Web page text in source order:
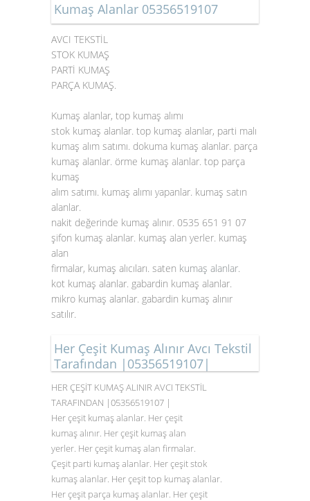
Kumaş Alanlar 05356519107
AVCI TEKSTİL
STOK KUMAŞ
PARTİ KUMAŞ
PARÇA KUMAŞ.
Kumaş alanlar, top kumaş alımı
stok kumaş alanlar. top kumaş alanlar, parti malı
kumaş alım satımı. dokuma kumaş alanlar. parça
kumaş alanlar. örme kumaş alanlar. top parça
kumaş
alım satımı. kumaş alımı yapanlar. kumaş satın
alanlar.
nakit değerinde kumaş alınır. 0535 651 91 07
şifon kumaş alanlar. kumaş alan yerler. kumaş
alan
firmalar, kumaş alıcıları. saten kumaş alanlar.
kot kumaş alanlar. gabardin kumaş alanlar.
mikro kumaş alanlar. gabardin kumaş alınır
satılır.
Her Çeşit Kumaş Alınır Avcı Tekstil
Tarafından |05356519107|
HER ÇEŞİT KUMAŞ ALINIR AVCI TEKSTİL
TARAFINDAN |05356519107 |
Her çeşit kumaş alanlar. Her çeşit
kumaş alınır. Her çeşit kumaş alan
yerler. Her çeşit kumaş alan firmalar.
Çeşit parti kumaş alanlar. Her çeşit stok
kumaş alanlar. Her çeşit top kumaş alanlar.
Her çeşit parça kumaş alanlar. Her çeşit